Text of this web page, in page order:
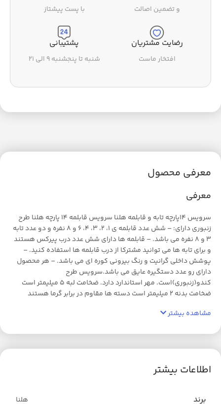
و تضمین اصالت با پست پیشتاز
رضایت مشتریان
افتخار ماست
پشتیبانی
شنبه تا پنجشنبه ۹ الی ۲۱
معرفی محصول
معرفی
سرویس 14پارچه تابه و قابلمه هلنا سرویس قابلمه 14 پارچه هلنا طرح
زنبوری دارای: – شش عدد قابلمه ی 1، 2، 3، 4، 6 و 8 نفره و دو عدد تابه
3 و 8 نفره می باشد. – قابلمه ها دارای شش عدد درب پیرکس هستند
و برای تابه ها می توانید مشترکا از درب قابلمه ها استفاده کنید. –
پوشش داخلی گرانیت و رنگ بیرونی کوره ای می باشد. – هر محصول
دارای رو عدد دستگیره عایق می باشد.سرویس طرح
کندو(زنبوری)است. مهر استاندارد دارد. ضخامت لبه 5 میلیمتر است
ضخامت بدنه 2 میلیمتر است دسته ها مقاوم در برابر گرما هستند
مشاهده بیشتر
اطلاعات بیشتر
برند هلنا